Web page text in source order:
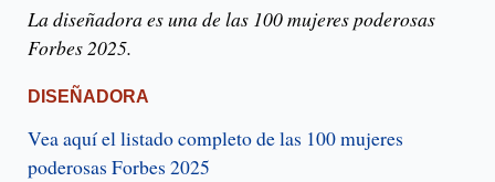
La diseñadora es una de las 100 mujeres poderosas
Forbes 2025.
DISEÑADORA
Vea aquí el listado completo de las 100 mujeres
poderosas Forbes 2025